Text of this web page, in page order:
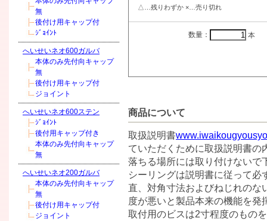
無
後付け用キャップ付
ｼﾞｮｲﾝﾄ
へいせいネオ600ガルバ
本体のみ先付向キャップ
無
後付け用キャップ付
ジョイント
へいせいネオ600ステン
ｼﾞｮｲﾝﾄ
後付用キャップ付き
本体のみ先付向キャップ
無
へいせいネオ200ガルバ
本体のみ先付向キャップ
無
後付け用キャップ付
ジョイント
△…残りわずか ×…売り切れ
数量： 本
商品について
取扱説明書
ていただくために取扱説明書
落ちる場所には取り付けないで
シーリングは説明書に従って
直、対角寸法およびねじれの
度が悪いと製品本来の機能を
取付用のビスは2寸程度のもの